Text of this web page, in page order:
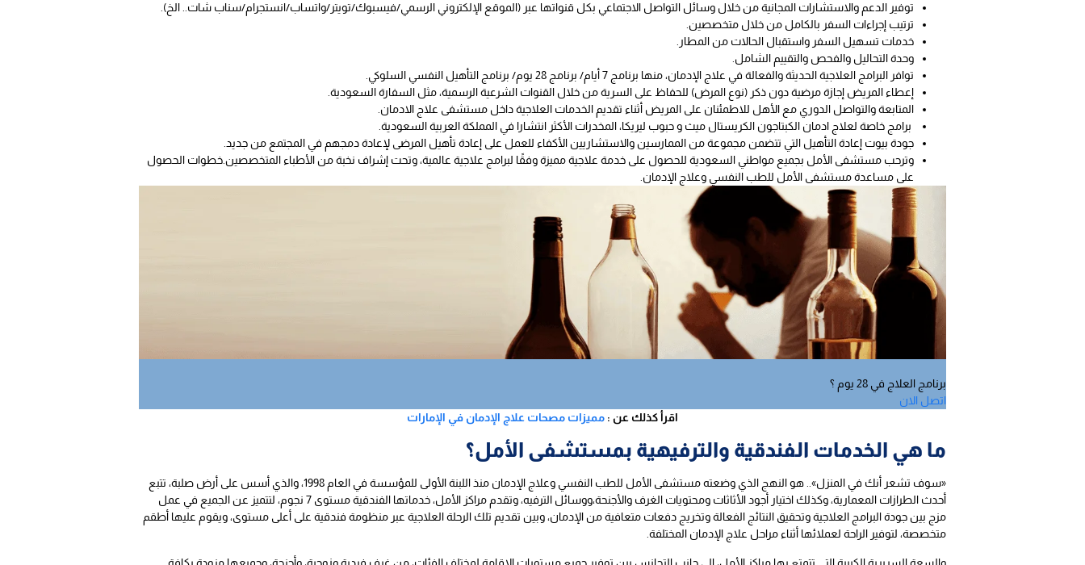
توفير الدعم والاستشارات المجانية من خلال وسائل التواصل الاجتماعي بكل قنواتها عبر (الموقع الإلكتروني الرسمي/فيسبوك/تويتر/واتساب/انستجرام/سناب شات.. الخ).
ترتيب إجراءات السفر بالكامل من خلال متخصصين.
خدمات تسهيل السفر واستقبال الحالات من المطار.
وحدة التحاليل والفحص والتقييم الشامل.
توافر البرامج العلاجية الحديثة والفعالة في علاج الإدمان، منها برنامج 7 أيام/ برنامج 28 يوم/ برنامج التأهيل النفسي السلوكي.
إعطاء المريض إجازة مرضية دون ذكر (نوع المرض) للحفاظ على السرية من خلال القنوات الشرعية الرسمية، مثل السفارة السعودية.
المتابعة والتواصل الدوري مع الأهل للاطمئنان على المريض أثناء تقديم الخدمات العلاجية داخل مستشفى علاج الادمان.
برامج خاصة لعلاج ادمان الكبتاجون الكريستال ميث و حبوب ليريكا، المخدرات الأكثر انتشارا في المملكة العربية السعودية.
جودة بيوت إعادة التأهيل التي تتضمن مجموعة من الممارسين والاستشاريين الأكفاء للعمل على إعادة تأهيل المرضى لإعادة دمجهم في المجتمع من جديد.
وترحب مستشفى الأمل بجميع مواطني السعودية للحصول على خدمة علاجية مميزة وفقًا لبرامج علاجية عالمية، وتحت إشراف نخبة من الأطباء المتخصصين.خطوات الحصول
على مساعدة مستشفى الأمل للطب النفسي وعلاج الإدمان.
برنامج العلاج في 28 يوم ؟
اتصل الان
اقرأ كذلك عن : مميزات مصحات علاج الإدمان في الإمارات
ما هي الخدمات الفندقية والترفيهية بمستشفى الأمل؟
«سوف تشعر أنك في المنزل».. هو النهج الذي وضعته مستشفى الأمل للطب النفسي وعلاج الإدمان منذ اللبنة الأولى للمؤسسة في العام 1998، والذي أسس على أرض صلبة، تتبع
أحدث الطرازات المعمارية، وكذلك اختيار أجود الأثاثات ومحتويات الغرف والأجنحة،ووسائل الترفيه، وتقدم مراكز الأمل، خدماتها الفندقية مستوى 7 نجوم، لتتميز عن الجميع في عمل
مزج بين جودة البرامج العلاجية وتحقيق النتائج الفعالة وتخريج دفعات متعافية من الإدمان، وبين تقديم تلك الرحلة العلاجية عبر منظومة فندقية على أعلى مستوى، ويقوم عليها أطقم
متخصصة، لتوفير الراحة لعملائها أثناء مراحل علاج الإدمان المختلفة.
والسعة السريرية الكبيرة التي تتمتع بها مراكز الأمل، إلى جانب التجانس بين توفير جميع مستويات الإقامة لمختلف الفئات، من غرف فردية وزوجية، وأجنحة، وجميعها مزودة بكافة